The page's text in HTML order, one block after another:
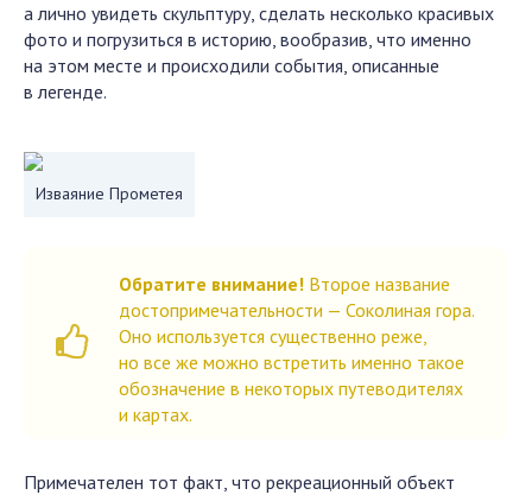
а лично увидеть скульптуру, сделать несколько красивых
фото и погрузиться в историю, вообразив, что именно
на этом месте и происходили события, описанные
в легенде.
Изваяние Прометея
Обратите внимание! Второе название
достопримечательности — Соколиная гора.
Оно используется существенно реже,
но все же можно встретить именно такое
обозначение в некоторых путеводителях
и картах.
Примечателен тот факт, что рекреационный объект